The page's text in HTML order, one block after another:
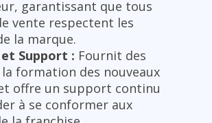
garantissant que tous
vente respectent les
la marque.
Support : Fournit des
formation des nouveaux
offre un support continu
à se conformer aux